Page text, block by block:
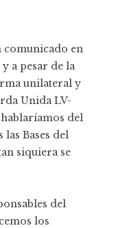
comunicado en
a pesar de la
unilateral y
Unida LV-
del
Bases del
siquiera se
del
los